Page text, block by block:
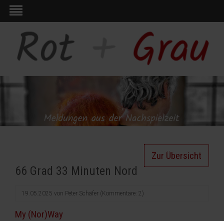
Zur Übersicht
66 Grad 33 Minuten Nord
19.05.2025 von Peter Schäfer (Kommentare: 2)
My (Nor)Way